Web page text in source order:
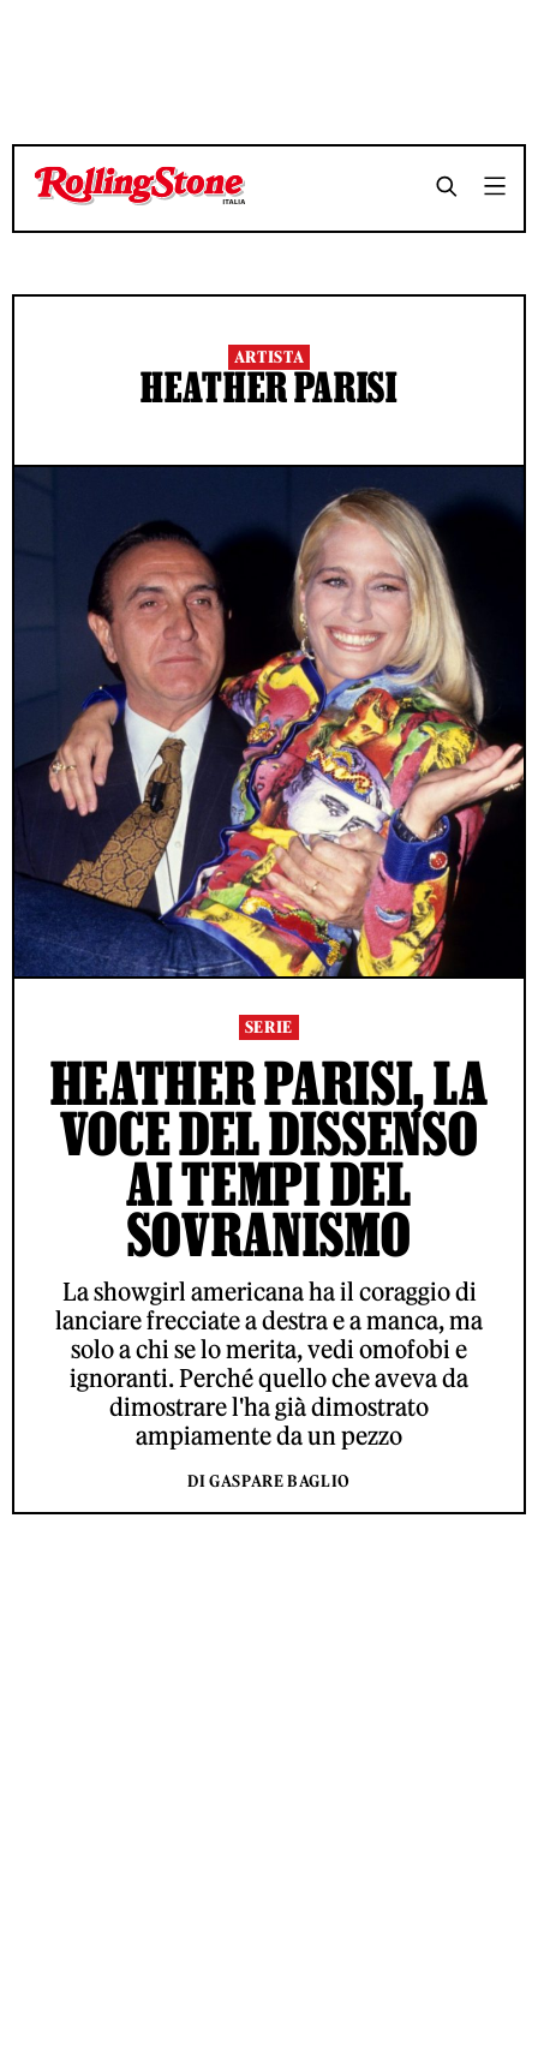
ARTISTA
HEATHER PARISI
SERIE
HEATHER PARISI, LA
VOCE DEL DISSENSO
AI TEMPI DEL
SOVRANISMO
La showgirl americana ha il coraggio di
lanciare frecciate a destra e a manca, ma
solo a chi se lo merita, vedi omofobi e
ignoranti. Perché quello che aveva da
dimostrare l'ha già dimostrato
ampiamente da un pezzo
DI GASPARE BAGLIO